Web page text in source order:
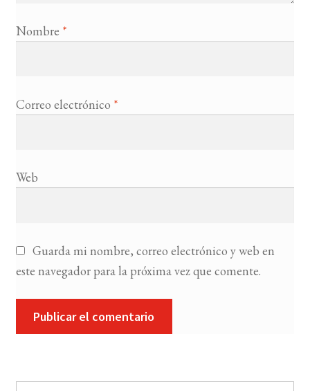
Nombre *
Correo electrónico *
Web
Guarda mi nombre, correo electrónico y web en
este navegador para la próxima vez que comente.